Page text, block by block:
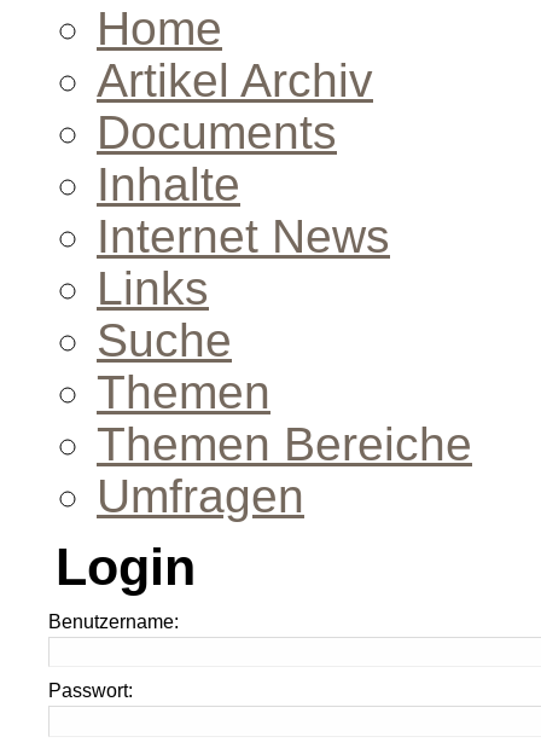
Home
Artikel Archiv
Documents
Inhalte
Internet News
Links
Suche
Themen
Themen Bereiche
Umfragen
Login
Benutzername:
Passwort: